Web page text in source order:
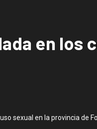
en los
sexual en la provincia de